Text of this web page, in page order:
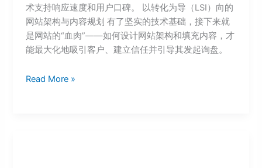
术支持响应速度和用户口碑。 以转化为导（LSI）向的
网站架构与内容规划 有了坚实的技术基础，接下来就
是网站的“血肉”——如何设计网站架构和填充内容，才
能最大化地吸引客户、建立信任并引导其发起询盘。
Read More »